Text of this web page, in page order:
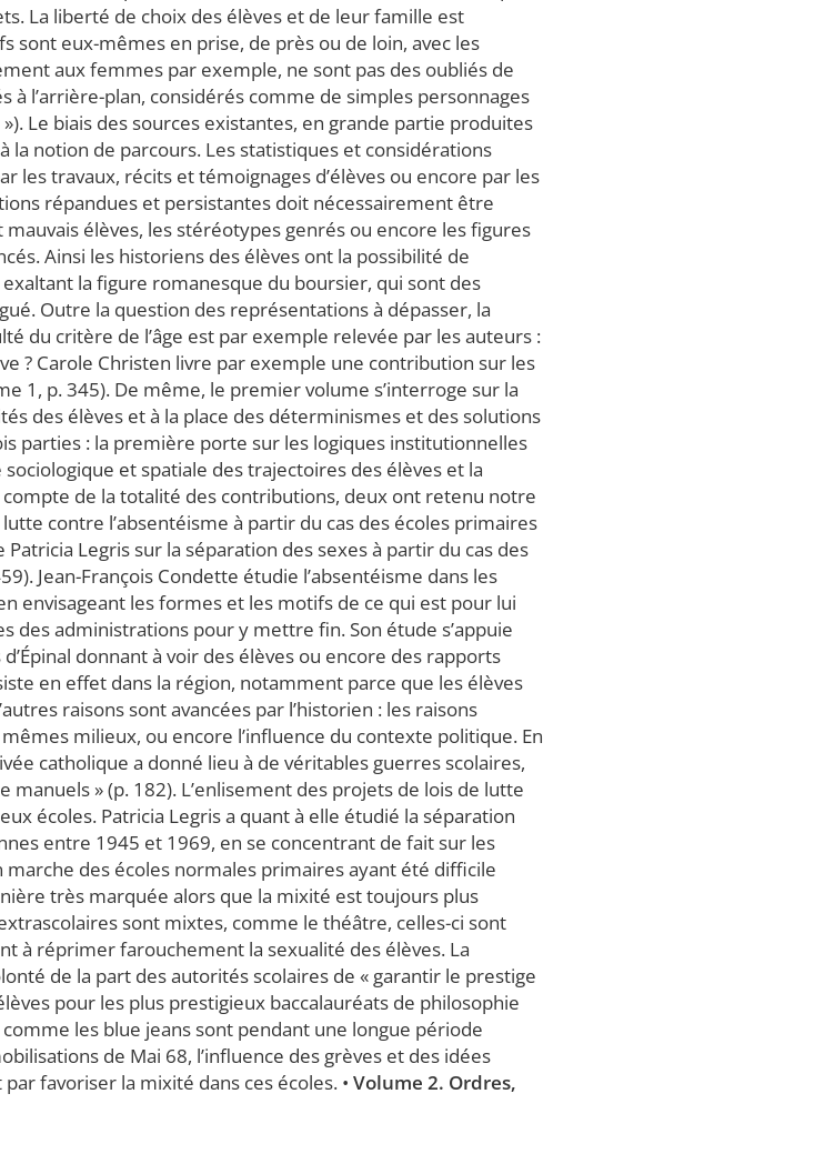
La liberté de choix des élèves et de leur famille est
sont eux-mêmes en prise, de près ou de loin, avec les
aux femmes par exemple, ne sont pas des oubliés de
l’arrière-plan, considérés comme de simples personnages
Le biais des sources existantes, en grande partie produites
la notion de parcours. Les statistiques et considérations
les travaux, récits et témoignages d’élèves ou encore par les
répandues et persistantes doit nécessairement être
élèves, les stéréotypes genrés ou encore les figures
Ainsi les historiens des élèves ont la possibilité de
la figure romanesque du boursier, qui sont des
Outre la question des représentations à dépasser, la
du critère de l’âge est par exemple relevée par les auteurs :
? Carole Christen livre par exemple une contribution sur les
1, p. 345). De même, le premier volume s’interroge sur la
des élèves et à la place des déterminismes et des solutions
parties : la première porte sur les logiques institutionnelles
et spatiale des trajectoires des élèves et la
de la totalité des contributions, deux ont retenu notre
contre l’absentéisme à partir du cas des écoles primaires
Legris sur la séparation des sexes à partir du cas des
Jean-François Condette étudie l’absentéisme dans les
envisageant les formes et les motifs de ce qui est pour lui
des administrations pour y mettre fin. Son étude s’appuie
donnant à voir des élèves ou encore des rapports
en effet dans la région, notamment parce que les élèves
raisons sont avancées par l’historien : les raisons
milieux, ou encore l’influence du contexte politique. En
catholique a donné lieu à de véritables guerres scolaires,
» (p. 182). L’enlisement des projets de lois de lutte
écoles. Patricia Legris a quant à elle étudié la séparation
entre 1945 et 1969, en se concentrant de fait sur les
des écoles normales primaires ayant été difficile
très marquée alors que la mixité est toujours plus
sont mixtes, comme le théâtre, celles-ci sont
à réprimer farouchement la sexualité des élèves. La
de la part des autorités scolaires de « garantir le prestige
pour les plus prestigieux baccalauréats de philosophie
les blue jeans sont pendant une longue période
de Mai 68, l’influence des grèves et des idées
favoriser la mixité dans ces écoles. • Volume 2. Ordres,